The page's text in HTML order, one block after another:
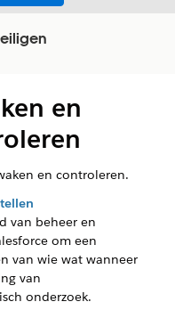
en
en controleren.
van beheer en
om een
van wie wat wanneer
van
onderzoek.